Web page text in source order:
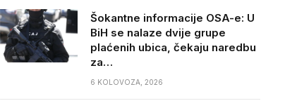
Šokantne informacije OSA-e: U
BiH se nalaze dvije grupe
plaćenih ubica, čekaju naredbu
za…
6 KOLOVOZA, 2026